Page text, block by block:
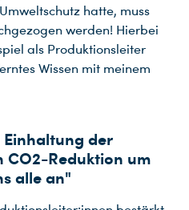
hatte, muss
werden! Hierbei
als Produktionsleiter
Wissen mit meinem
Einhaltung der
CO2-Reduktion um
alle an"